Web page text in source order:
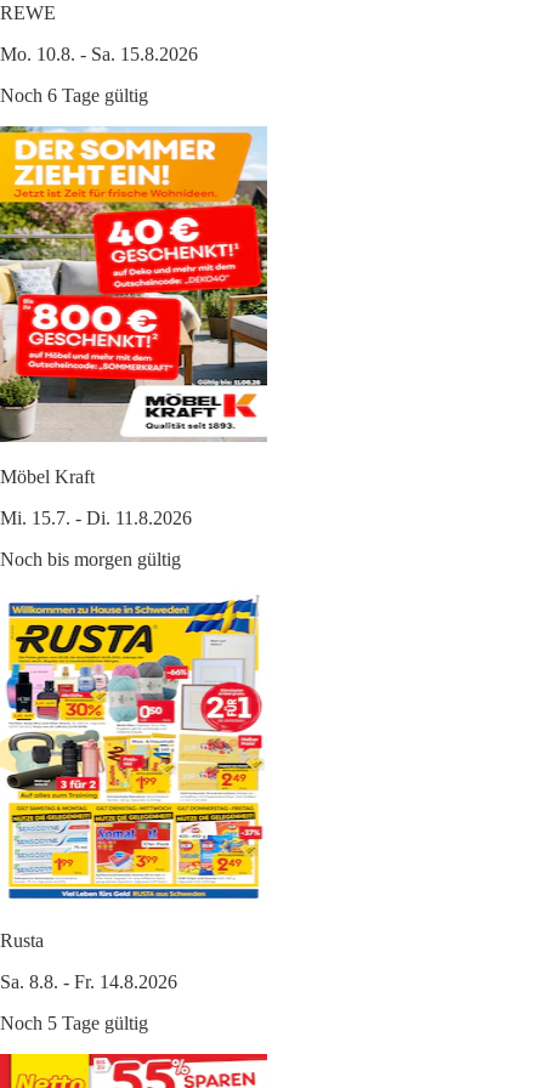
REWE
Mo. 10.8. - Sa. 15.8.2026
Noch 6 Tage gültig
Möbel Kraft
Mi. 15.7. - Di. 11.8.2026
Noch bis morgen gültig
Rusta
Sa. 8.8. - Fr. 14.8.2026
Noch 5 Tage gültig